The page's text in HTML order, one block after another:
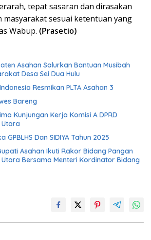
tepat sasaran dan dirasakan
masyarakat sesuai ketentuan yang
Wabup. (Prasetio)
Asahan Salurkan Bantuan Musibah
Desa Sei Dua Hulu
Resmikan PLTA Asahan 3
Bareng
Kunjungan Kerja Komisi A DPRD
GPBLHS Dan SIDIYA Tahun 2025
Asahan Ikuti Rakor Bidang Pangan
Bersama Menteri Kordinator Bidang